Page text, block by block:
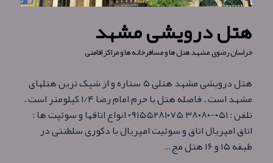
هتل درویشی مشهد
خراسان رضوی,مشهد,هتل ها و مسافرخانه ها و مراکز اقامتی
هتل درویشی مشهد هتلی ۵ ستاره و از شیک ترین هتلهای
مشهد است . فاصله هتل با حرم امام رضا ۱/۴ کیلومتر است .
تلفن : ۰۵۱-۳۸۰۸۰ ۰۹۱۵۵۲۸۱۰۷۵ انواع اتاقها و سوئیت ها :
اتاق امپریال اتاق و سوئیت امپریال با دکوری سلطنتی در
طبقه ۱۵ و ۱۶ هتل مج…